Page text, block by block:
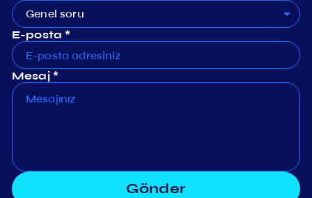
Genel soru
E-posta *
Mesaj *
Gönder